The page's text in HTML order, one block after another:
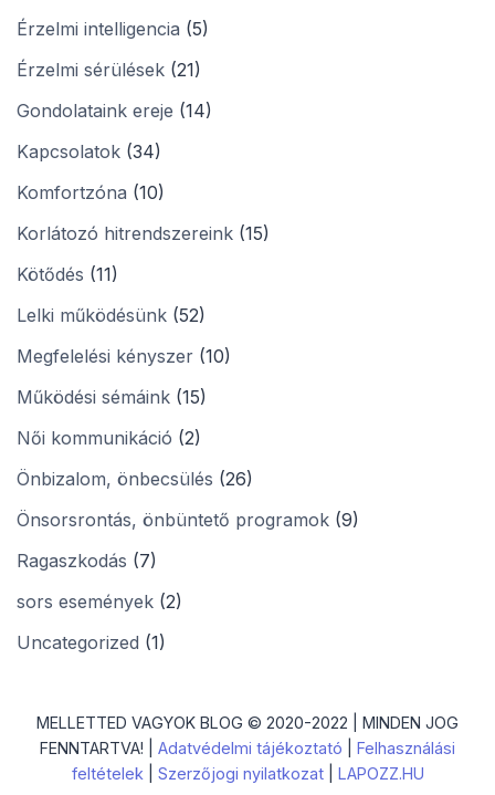
Érzelmi intelligencia (5)
Érzelmi sérülések (21)
Gondolataink ereje (14)
Kapcsolatok (34)
Komfortzóna (10)
Korlátozó hitrendszereink (15)
Kötődés (11)
Lelki működésünk (52)
Megfelelési kényszer (10)
Működési sémáink (15)
Női kommunikáció (2)
Önbizalom, önbecsülés (26)
Önsorsrontás, önbüntető programok (9)
Ragaszkodás (7)
sors események (2)
Uncategorized (1)
MELLETTED VAGYOK BLOG © 2020-2022 | MINDEN JOG
FENNTARTVA! | Adatvédelmi tájékoztató
Felhasználási
feltételek
Szerzőjogi nyilatkozat| LAPOZZ.HU